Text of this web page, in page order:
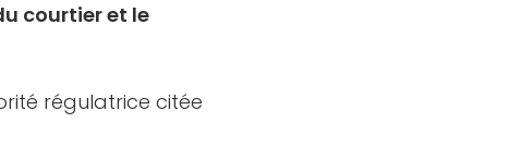
courtier et le
régulatrice citée